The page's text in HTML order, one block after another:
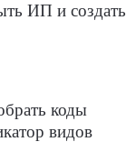
ИП и создать
коды
видов